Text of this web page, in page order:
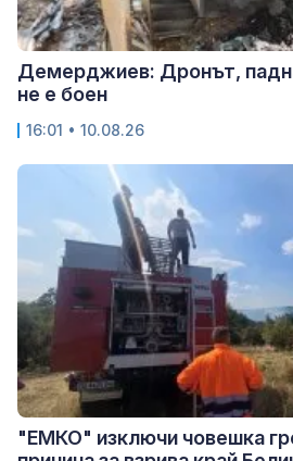
Демерджиев: Дронът,
не е боен
16:01 • 10.08.26
"ЕМКО" изключи човешка